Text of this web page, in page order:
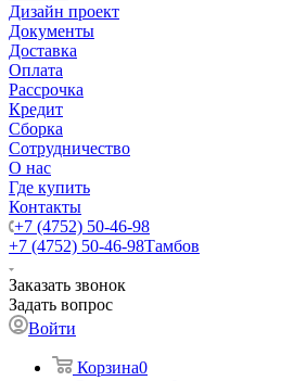
Дизайн проект
Документы
Доставка
Оплата
Рассрочка
Кредит
Сборка
Сотрудничество
О нас
Где купить
Контакты
+7 (4752) 50-46-98
+7 (4752) 50-46-98Тамбов
Заказать звонок
Задать вопрос
Войти
Корзина0